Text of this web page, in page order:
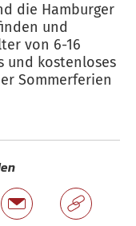
die Hamburger
und
von 6-16
und kostenloses
Sommerferien